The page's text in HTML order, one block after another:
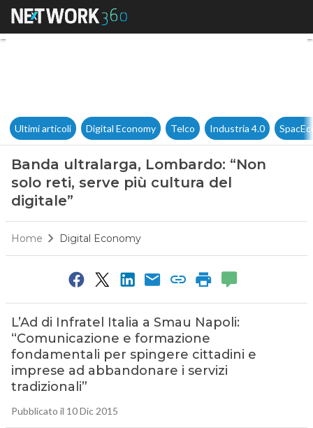
Banda ultralarga, Lombardo:
Ultimi articoli Digital Economy Telco Industria 4.0
Banda ultralarga, Lombardo: “Non
solo reti, serve più cultura del
digitale”
Home Digital Economy
L’Ad di Infratel Italia a Smau Napoli:
“Comunicazione e formazione
fondamentali per spingere cittadini e
imprese ad abbandonare i servizi
tradizionali”
Pubblicato il 10 Dic 2015